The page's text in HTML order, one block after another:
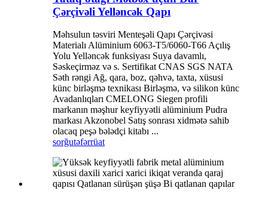
Çərçivəli Yelləncək Qapı
Məhsulun təsviri Menteşəli Qapı Çərçivəsi
Materialı Alüminium 6063-T5/6060-T66 Açılış
Yolu Yelləncək funksiyası Suya davamlı,
Səskeçirməz və s. Sertifikat CNAS SGS NATA
Səth rəngi Ağ, qara, boz, qəhvə, taxta, xüsusi
künc birləşmə texnikası Birləşmə, və silikon künc
Avadanlıqları CMELONG Siegen profili
markanın məşhur keyfiyyətli alüminium Pudra
markası Akzonobel Satış sonrası xidmətə sahib
olacaq peşə bələdçi kitabı ...
sorğutəfərrüat